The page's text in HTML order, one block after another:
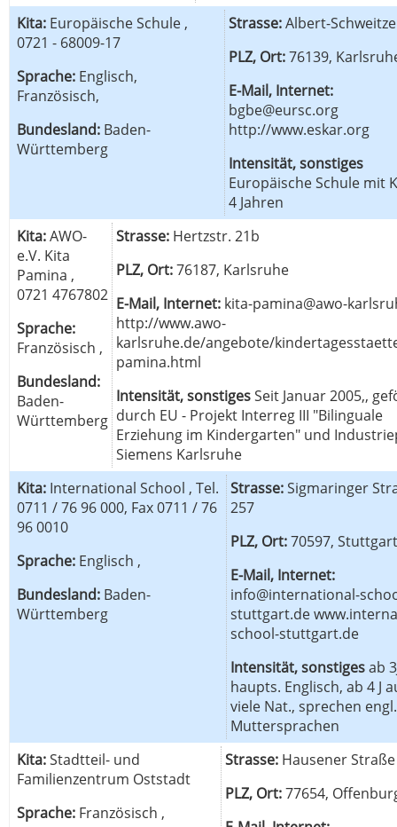
Kita: Europäische Schule ,
0721 - 68009-17
Sprache: Englisch,
Französisch,
Bundesland: Baden-
Württemberg
Strasse:Albert-
PLZ, Ort:76139,
E-Mail, Internet:
bgbe@eursc.org
http://www.eskar.org
Intensität, sonstiges
Europäische Schule mit
4 Jahren
Kita:AWO-
e.V. Kita
Pamina ,
0721 4767802
Sprache:
Französisch ,
Bundesland:
Baden-
Württemberg
Strasse: Hertzstr. 21b
PLZ, Ort:76187, Karlsruhe
E-Mail, Internet: kita-pamina@awo-
http://www.awo-
karlsruhe.de/angebote/
pamina.html
Intensität, sonstigesSeit Januar 2005,,
durch EU - Projekt Interreg III "Bilinguale
Erziehung im Kindergarten" und
Siemens Karlsruhe
Kita: International School , Tel.
0711 / 76 96 000, Fax 0711 / 76
96 0010
Sprache: Englisch ,
Bundesland: Baden-
Württemberg
Strasse:Sigmaringer
257
PLZ, Ort:70597, Stuttgart
E-Mail, Internet:
info@international-
stuttgart.de
school-stuttgart.de
Intensität, sonstigesab
haupts. Englisch, ab 4 J
viele Nat., sprechen
Muttersprachen
Kita:Stadtteil- und
Familienzentrum Oststadt
Sprache: Französisch ,
Strasse: Hausener
PLZ, Ort:77654,